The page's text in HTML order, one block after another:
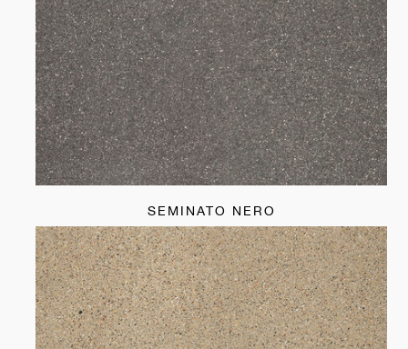
SEMINATO NERO